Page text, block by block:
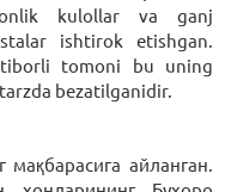
kulollar va ganj
ishtirok etishgan.
tomoni bu uning
bezatilganidir.
айланган.